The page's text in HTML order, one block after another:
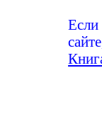
Если